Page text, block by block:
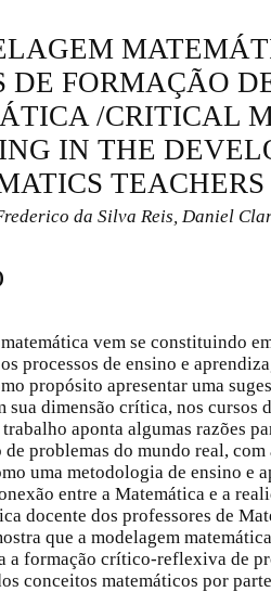
DE FORMAÇÃO
/CRITICAL
IN THE
TEACHERS
da Silva Reis, Daniel
vem se constituindo
processos de ensino e
propósito apresentar uma
sua dimensão crítica, nos cursos
aponta algumas razões
de problemas do mundo real,
uma metodologia de ensino e
entre a Matemática e a
docente dos professores de
que a modelagem
a formação crítico-reflexiva de
conceitos matemáticos por